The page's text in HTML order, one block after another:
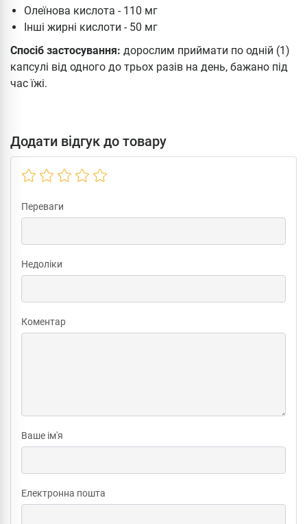
Олеїнова кислота - 110 мг
Інші жирні кислоти - 50 мг
Спосіб застосування: дорослим приймати по одній (1)
капсулі від одного до трьох разів на день, бажано під
час їжі.
Додати відгук до товару
Переваги
Недоліки
Коментар
Ваше ім'я
Електронна пошта